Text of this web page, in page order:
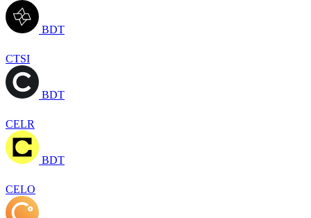
BDT
CTSI
BDT
CELR
BDT
CELO